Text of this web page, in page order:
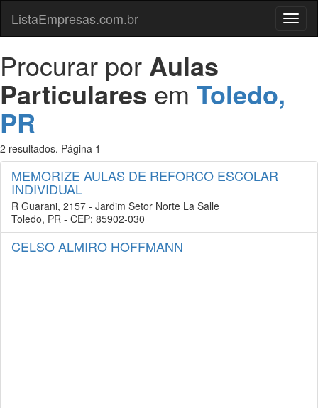
Menu
ListaEmpresas.com.br
Procurar por Aulas
Particulares em Toledo,
PR
2 resultados. Página 1
MEMORIZE AULAS DE REFORCO ESCOLAR
INDIVIDUAL
R Guarani, 2157 - Jardim Setor Norte La Salle
Toledo, PR - CEP: 85902-030
CELSO ALMIRO HOFFMANN